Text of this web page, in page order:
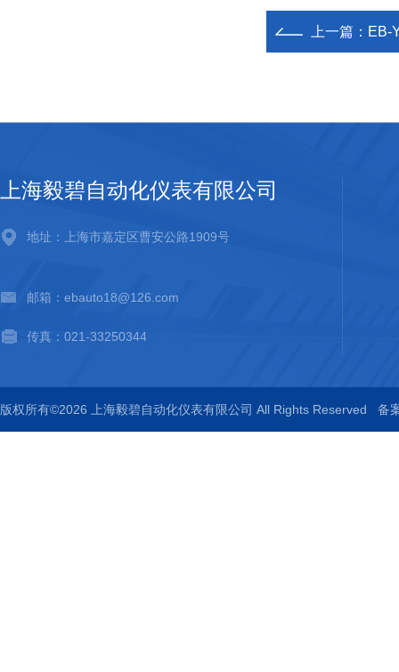
上一篇： EB-
上海毅碧自动化仪表有限公司
地址：上海市嘉定区曹安公路1909号
邮箱：ebauto18@126.com
传真：021-33250344
版权所有©2026 上海毅碧自动化仪表有限公司 All Rights Reserved 备